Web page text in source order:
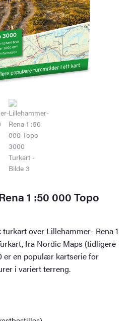
1 :50 000 Topo
over Lillehammer- Rena 1
fra Nordic Maps (tidligere
er en populær kartserie for
i variert terreng.